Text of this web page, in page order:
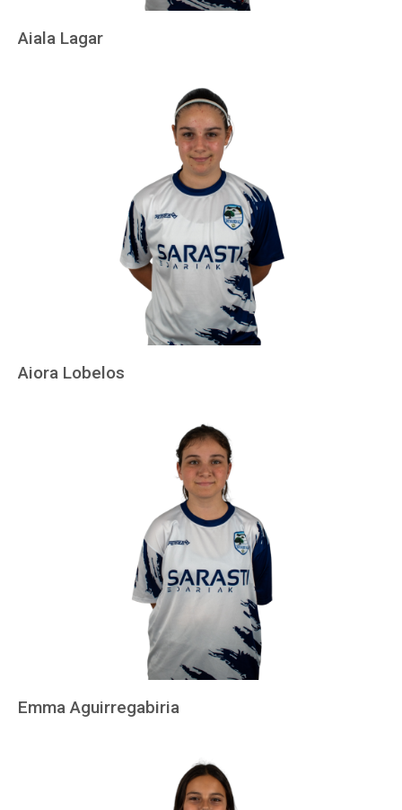
Aiala Lagar
Aiora Lobelos
Emma Aguirregabiria